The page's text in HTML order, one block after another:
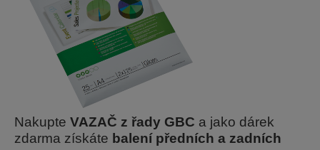
Nakupte VAZAČ z řady GBC a jako dárek
zdarma získáte balení předních a zadních